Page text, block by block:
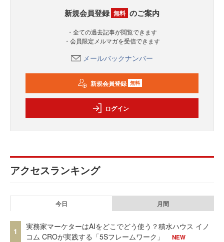
新規会員登録 無料 のご案内
・全ての過去記事が閲覧できます
・会員限定メルマガを受信できます
メールバックナンバー
新規会員登録 無料
ログイン
アクセスランキング
今日 月間
1
実務家マーケターはAIをどこでどう使う？積水ハウス イノ
コム CROが実践する「5Sフレームワーク」
NEW